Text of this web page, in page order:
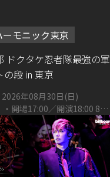
モニック東京
ドクタケ忍者隊最強の軍
の段 in 東京
2026年08月30日(日)
開場17:00／開演18:00 8月
場13:30／開演14:30、夜の
演18:00 昭和女子大学人見記
堂1-7-57） ＊イベント
になる可能性がございます。
い。